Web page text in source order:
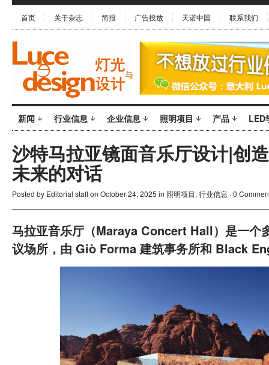
首页 关于杂志 简报 广告投放 天诺中国 联系我们
新闻 行业信息 企业信息 照明项目 产品 LED
沙特马拉亚镜面音乐厅设计|创
未来的对话
Posted by Editorial staffon October 24, 2025 in 照明项目, 行业信息 ·0
马拉亚音乐厅（Maraya Concert Hall）是一个
议场所，由 Giò Forma 建筑事务所和 Black